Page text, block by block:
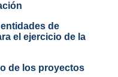
de
el ejercicio de la
de los proyectos